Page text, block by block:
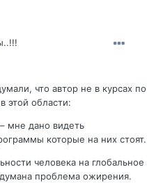
что автор не в курсах по
этой области:
мне дано видеть
которые на них стоят.
человека на глобальное
проблема ожирения.